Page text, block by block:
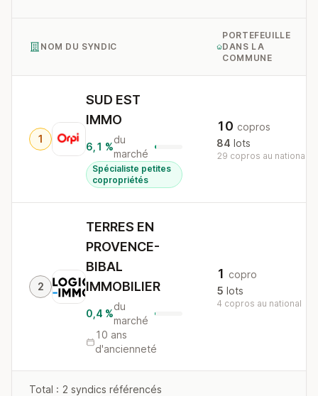
NOM DU SYNDIC
PORTEFEUILLE
DANS LA
COMMUNE
1
SUD EST
IMMO
6,1 %
du
marché
Spécialiste petites
copropriétés
10 copros
84 lots
29 copros au national
2
TERRES EN
PROVENCE-
BIBAL
IMMOBILIER
0,4 %
du
marché
10 ans
d'ancienneté
1 copro
5 lots
4 copros au national
Total : 2 syndics référencés